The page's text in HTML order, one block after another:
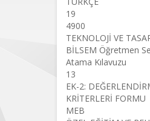
19
4900
TEKNOLOJİ VE
BİLSEM Öğretmen
Atama Kılavuzu
13
EK-2:
KRİTERLERİ FORMU
MEB